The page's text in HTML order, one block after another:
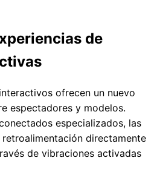
de
ofrecen un nuevo
espectadores y modelos.
especializados, las
directamente
de vibraciones activadas